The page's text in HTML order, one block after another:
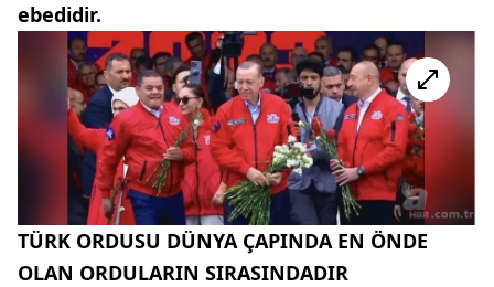
ebedidir.
TÜRK ORDUSU DÜNYA ÇAPINDA EN ÖNDE
OLAN ORDULARIN SIRASINDADIR